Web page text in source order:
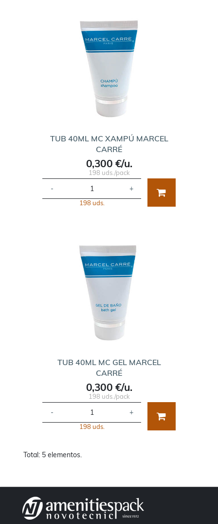
TUB 40ML MC XAMPÚ MARCEL
CARRÉ
0,300 €/u.
198 uds./pack
- +
198 uds.
TUB 40ML MC GEL MARCEL
CARRÉ
0,300 €/u.
198 uds./pack
- +
198 uds.
Total: 5 elementos.